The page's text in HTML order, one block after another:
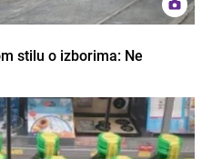
stilu o izborima: Ne